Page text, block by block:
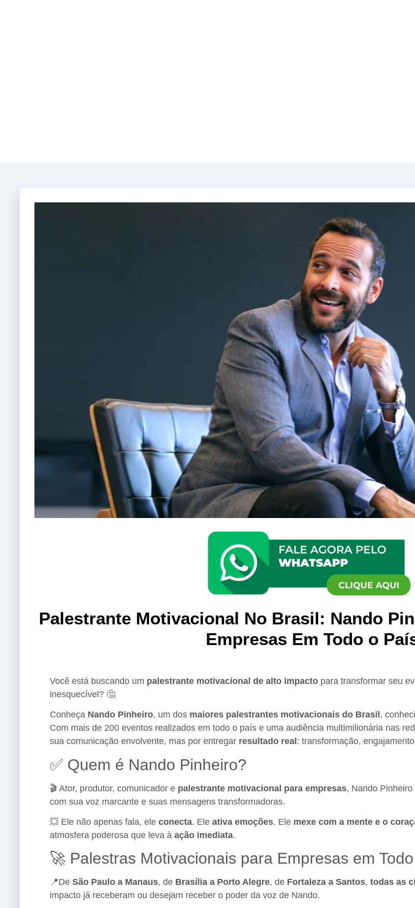
Palestrante Motivacional No Brasil: Nando
Empresas Em Todo o
Você está buscando um palestrante motivacional de alto impacto para transformar seu
inesquecível? 🤔
Conheça Nando Pinheiro, um dos maiores palestrantes motivacionais do Brasil ,
Com mais de 200 eventos realizados em todo o país e uma audiência multimilionária nas
sua comunicação envolvente, mas por entregar resultado real : transformação,
✅ Quem é Nando Pinheiro?
🎬 Ator, produtor, comunicador e palestrante motivacional para empresas, Nando
com sua voz marcante e suas mensagens transformadoras.
💥 Ele não apenas fala, ele conecta. Ele ativa emoções. Ele mexe com a mente e o
atmosfera poderosa que leva à ação imediata.
🚀 Palestras Motivacionais para Empresas em
📍De São Paulo a Manaus, de Brasília a Porto Alegre, de Fortaleza a Santos, todas as
impacto já receberam ou desejam receber o poder da voz de Nando.